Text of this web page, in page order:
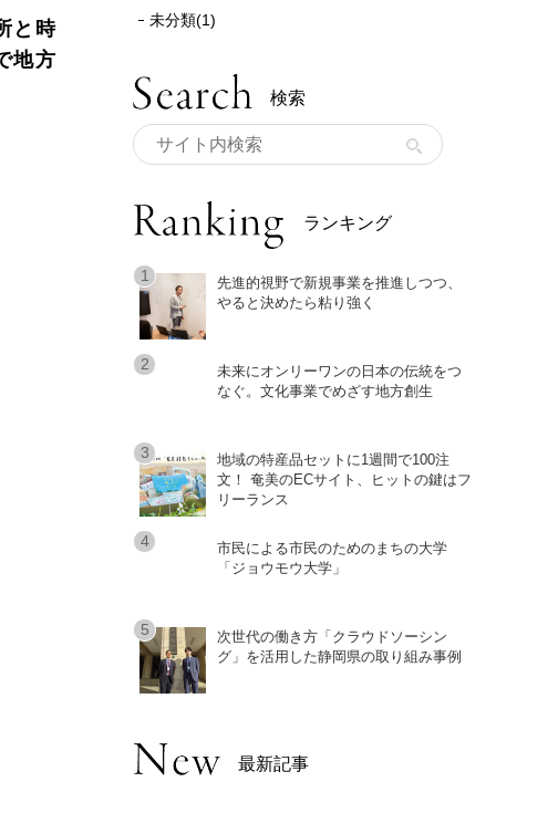
と時
地方
未分類(1)
検索
ランキング
先進的視野で新規事業を推進しつつ、
やると決めたら粘り強く
未来にオンリーワンの日本の伝統をつ
なぐ。文化事業でめざす地方創生
地域の特産品セットに1週間で100注
文！ 奄美のECサイト、ヒットの鍵はフ
リーランス
市民による市民のためのまちの大学
「ジョウモウ大学」
次世代の働き方「クラウドソーシン
グ」を活用した静岡県の取り組み事例
最新記事